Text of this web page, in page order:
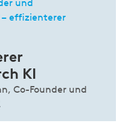
KI
Co-Founder und